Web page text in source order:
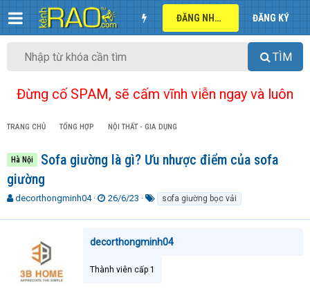
ĐĂNG NHẬP ĐĂNG KÝ
TÌM
Đừng cố SPAM, sẽ cấm vĩnh viễn ngay và luôn
TRANG CHỦ TỔNG HỢP NỘI THẤT - GIA DỤNG
Hà Nội
Sofa giường là gì? Ưu nhược điểm của sofa
giường
T
r
decorthongminh04
N
à
g
i
26/6/23
k
h
ó
sofa giường bọc vải
decorthongminh04
Thành viên cấp 1